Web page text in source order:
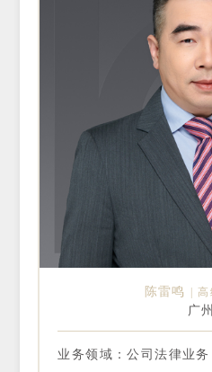
陈雷鸣 高
广州
业务领域：公司法律业